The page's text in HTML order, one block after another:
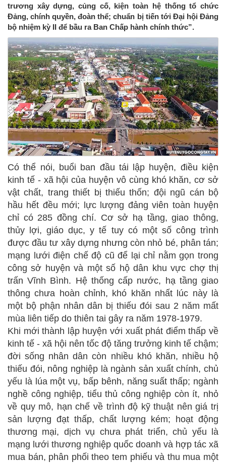
trương xây dựng, củng cố, kiện toàn hệ thống tổ chức
Đảng, chính quyền, đoàn thể; chuẩn bị tiến tới Đại hội Đảng
bộ nhiệm kỳ II để bầu ra Ban Chấp hành chính thức”.
Có thể nói, buổi ban đầu tái lập huyện, điều kiện
kinh tế - xã hội của huyện vô cùng khó khăn, cơ sở
vật chất, trang thiết bị thiếu thốn; đội ngũ cán bộ
hầu hết đều mới; lực lượng đảng viên toàn huyện
chỉ có 285 đồng chí. Cơ sở hạ tầng, giao thông,
thủy lợi, giáo dục, y tế tuy có một số công trình
được đầu tư xây dựng nhưng còn nhỏ bé, phân tán;
mạng lưới điện chế độ cũ để lại chỉ nằm gọn trong
công sở huyện và một số hộ dân khu vực chợ thị
trấn Vĩnh Bình. Hệ thống cấp nước, hạ tầng giao
thông chưa hoàn chỉnh, khó khăn nhất lúc này là
một bộ phận nhân dân bị thiếu đói sau 2 năm mất
mùa liên tiếp do thiên tai gây ra năm 1978-1979.
Khi mới thành lập huyện với xuất phát điểm thấp về
kinh tế - xã hội nên tốc độ tăng trưởng kinh tế chậm;
đời sống nhân dân còn nhiều khó khăn, nhiều hộ
thiếu đói, nông nghiệp là ngành sản xuất chính, chủ
yếu là lúa một vụ, bấp bênh, năng suất thấp; ngành
nghề công nghiệp, tiểu thủ công nghiệp còn ít, nhỏ
về quy mô, hạn chế về trình độ kỹ thuật nên giá trị
sản lượng đạt thấp, chất lượng kém; hoạt động
thương mại, dịch vụ chưa phát triển, chủ yếu là
mạng lưới thương nghiệp quốc doanh và hợp tác xã
mua bán, phân phối theo tem phiếu và thu mua một